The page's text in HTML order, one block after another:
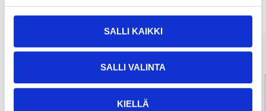
SALLI KAIKKI
SALLI VALINTA
KIELLÄ